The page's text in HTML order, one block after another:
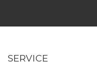
SERVICE